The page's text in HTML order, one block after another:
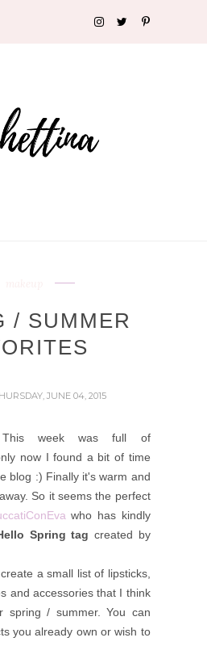
/ SUMMER
JUNE 04, 2015
This week was full of
now I found a bit of time
blog :) Finally it's warm and
So it seems the perfect
who has kindly
Spring tagcreated by
a small list of lipsticks,
and accessories that I think
spring / summer. You can
you already own or wish to